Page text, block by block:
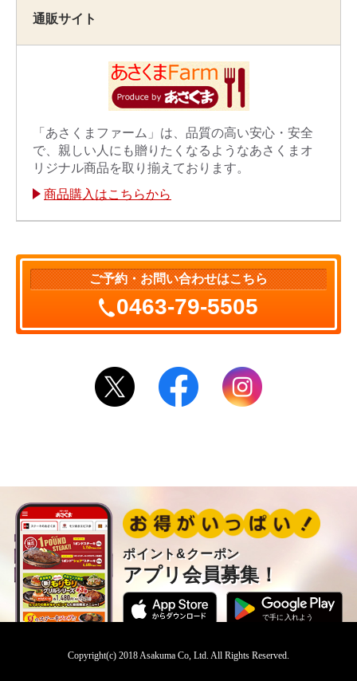
通販サイト
「あさくまファーム」は、品質の高い安心・安全
で、親しい人にも贈りたくなるようなあさくまオ
リジナル商品を取り揃えております。
商品購入はこちらから
ご予約・お問い合わせはこちら
0463-79-5505
ポイント&クーポン
アプリ会員募集！
Copyright(c) 2018 Asakuma Co, Ltd. All Rights Reserved.